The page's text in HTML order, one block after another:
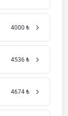
4000 ₺
4536 ₺
4674 ₺